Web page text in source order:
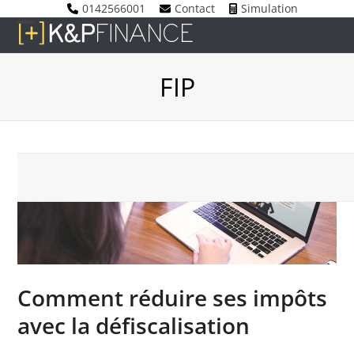
content
0142566001 Contact Simulation
Open
Close
FIP
Comment réduire ses impôts
avec la défiscalisation